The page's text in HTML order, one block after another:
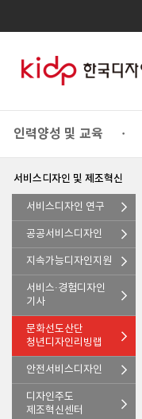
인력양성 및 교육 •
서비스디자인 및 제조혁신
서비스디자인 연구
공공서비스디자인
지속가능디자인지원
서비스·경험디자인
기사
문화선도산단
청년디자인리빙랩
안전서비스디자인
디자인주도
제조혁신센터